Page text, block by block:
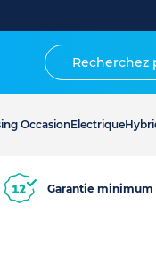
OccasionElectrique
Garantie minimum